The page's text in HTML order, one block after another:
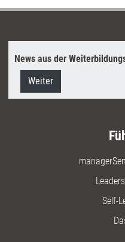
News aus der
Weiter
Self-